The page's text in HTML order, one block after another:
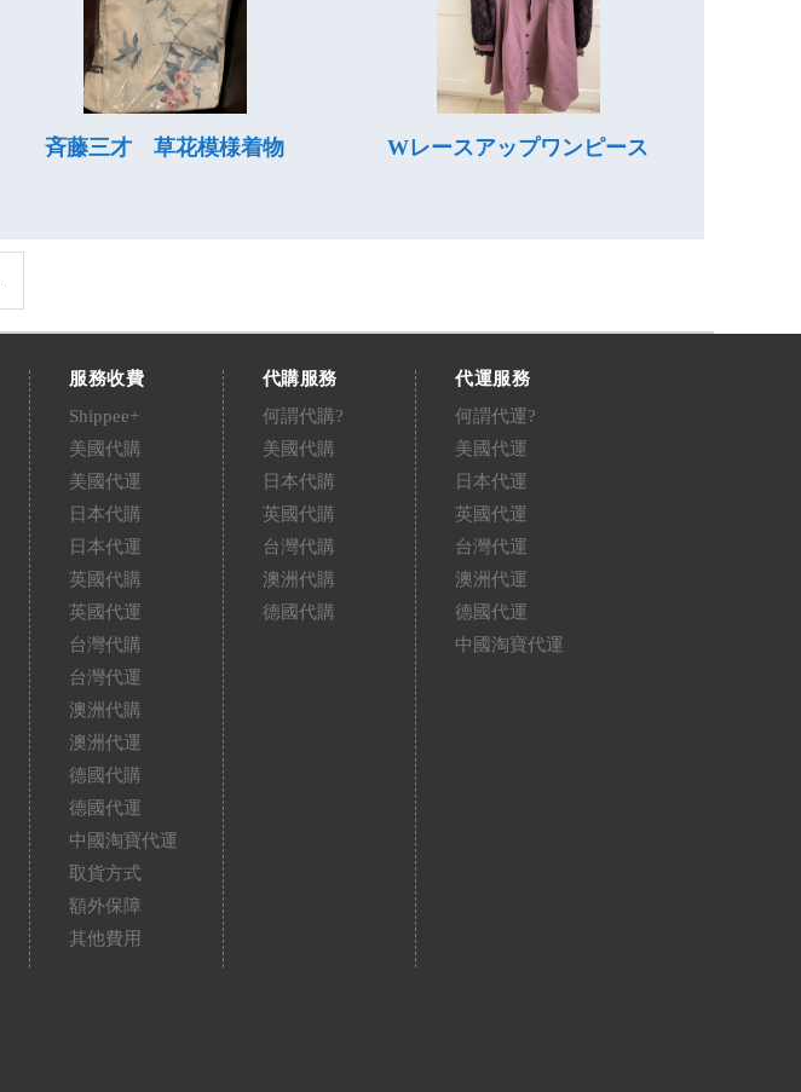
斉藤三才 草花模様着物 Wレースアップワンピース
服務收費
Shippee+
美國代購
美國代運
日本代購
日本代運
英國代購
英國代運
台灣代購
台灣代運
澳洲代購
澳洲代運
德國代購
德國代運
中國淘寶代運
取貨方式
額外保障
其他費用
代購服務
何謂代購?
美國代購
日本代購
英國代購
台灣代購
澳洲代購
德國代購
代運服務
何謂代運?
美國代運
日本代運
英國代運
台灣代運
澳洲代運
德國代運
中國淘寶代運